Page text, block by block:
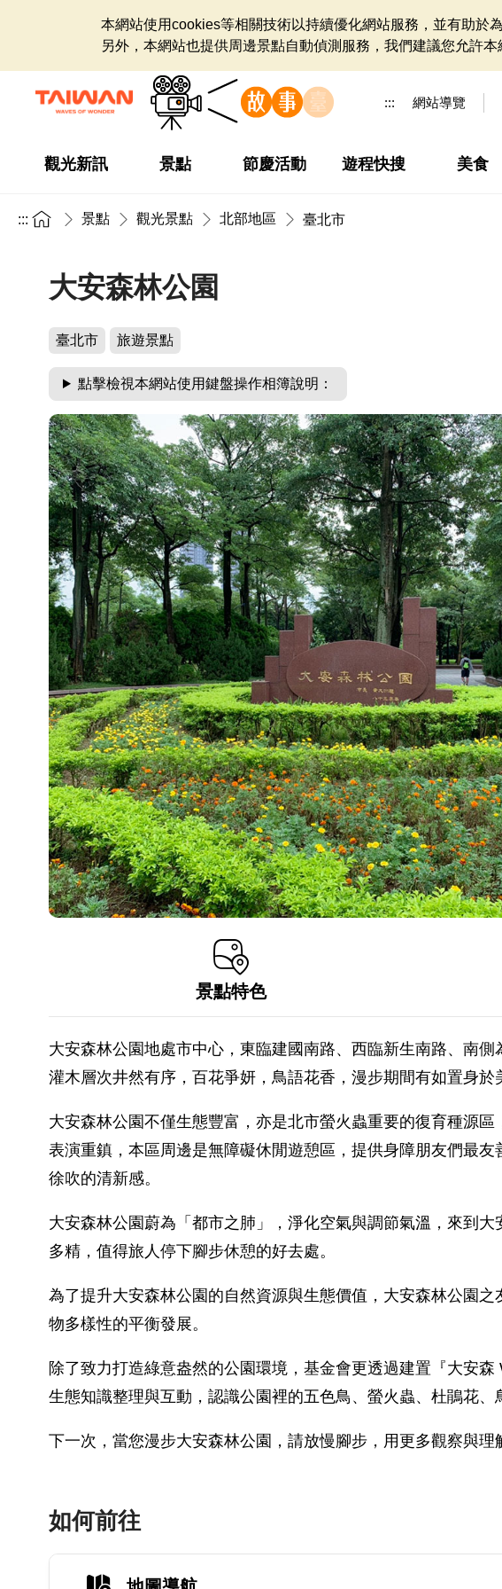
本網站使用cookies等相關技術以持續優化網站服務，並有助於
另外，本網站也提供周邊景點自動偵測服務，我們建議您允許
::: 網站導覽
觀光新訊 景點 節慶活動 遊程快搜 美食
::: 景點 觀光景點 北部地區 臺北市
大安森林公園
臺北市 旅遊景點
點擊檢視本網站使用鍵盤操作相簿說明：
景點特色
大安森林公園地處市中心，東臨建國南路、西臨新生南路、南
灌木層次井然有序，百花爭妍，鳥語花香，漫步期間有如置身於
大安森林公園不僅生態豐富，亦是北市螢火蟲重要的復育種源
表演重鎮，本區周邊是無障礙休閒遊憩區，提供身障朋友們最
徐吹的清新感。
大安森林公園蔚為「都市之肺」，淨化空氣與調節氣溫，來到
多精，值得旅人停下腳步休憩的好去處。
為了提升大安森林公園的自然資源與生態價值，大安森林公園
物多樣性的平衡發展。
除了致力打造綠意盎然的公園環境，基金會更透過建置『大安
生態知識整理與互動，認識公園裡的五色鳥、螢火蟲、杜鵑花
下一次，當您漫步大安森林公園，請放慢腳步，用更多觀察與理
如何前往